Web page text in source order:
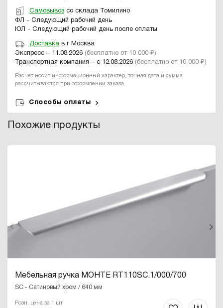
Самовывоз со склада Томилино
ФЛ - Следующий рабочий день
ЮЛ - Следующий рабочий день после оплаты
Доставка в г Москва
Экспресс – 11.08.2026 (бесплатно от 10 000 ₽)
Транспортная компания – с 12.08.2026 (бесплатно от 10 000 ₽)
Расчет носит информационный характер, точная дата и сумма
рассчитываются при оформлении заказа.
Способы оплаты
Похожие продукты
Мебельная ручка МОНТЕ RT110SC.1/000/700
SC - Сатиновый хром / 640 мм
Розн. цена за 1 шт